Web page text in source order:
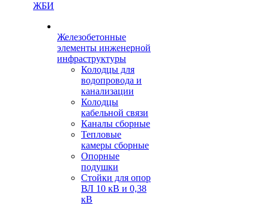
ЖБИ
Железобетонные
элементы инженерной
инфраструктуры
Колодцы для
водопровода и
канализации
Колодцы
кабельной связи
Каналы сборные
Тепловые
камеры сборные
Опорные
подушки
Стойки для опор
ВЛ 10 кВ и 0,38
кВ